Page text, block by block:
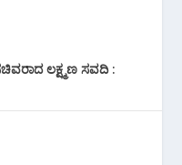
ಲಕ್ಷ್ಮಣ ಸವದಿ :